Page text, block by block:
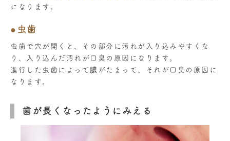
になります。
●虫歯
虫歯で穴が開くと、その部分に汚れが入り込みやすくな
り、入り込んだ汚れが口臭の原因になります。
進行した虫歯によって膿がたまって、それが口臭の原因に
なります。
歯が長くなったようにみえる